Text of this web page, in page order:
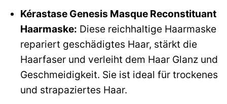
Kérastase Genesis Masque Reconstituant
Haarmaske: Diese reichhaltige Haarmaske
repariert geschädigtes Haar, stärkt die
Haarfaser und verleiht dem Haar Glanz und
Geschmeidigkeit. Sie ist ideal für trockenes
und strapaziertes Haar.